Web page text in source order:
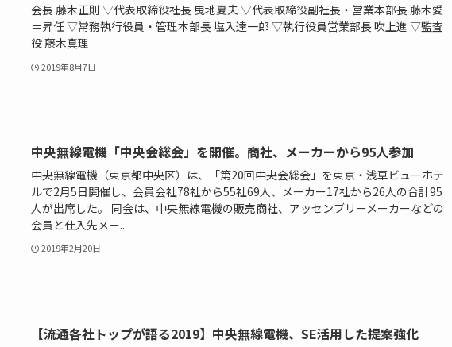
会長 藤木正則 ▽代表取締役社長 曳地夏夫 ▽代表取締役副社長・営業本部長 藤木愛
＝昇任 ▽常務執行役員・管理本部長 塩入達一郎 ▽執行役員営業部長 吹上進 ▽監査
役 藤木真理
2019年8月7日
中央無線電機「中央会総会」を開催。商社、メーカーから95人参加
中央無線電機（東京都中央区）は、「第20回中央会総会」を東京・浅草ビューホテ
ルで2月5日開催し、会員会社78社から55社69人、メーカー17社から26人の合計95
人が出席した。 同会は、中央無線電機の販売商社、アッセンブリーメーカーなどの
会員と仕入先メー...
2019年2月20日
【流通各社トップが語る2019】中央無線電機、SE活用した提案強化